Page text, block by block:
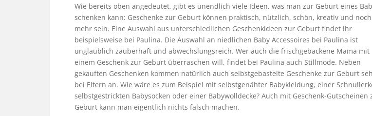
Wie bereits oben angedeutet, gibt es unendlich viele Ideen, was man zur Geburt eines
schenken kann: Geschenke zur Geburt können praktisch, nützlich, schön, kreativ und
mehr sein. Eine Auswahl aus unterschiedlichen Geschenkideen zur Geburt findet ihr
beispielsweise bei Paulina. Die Auswahl an niedlichen Baby Accessoires bei Paulina ist
unglaublich zauberhaft und abwechslungsreich. Wer auch die frischgebackene Mama mit
einem Geschenk zur Geburt überraschen will, findet bei Paulina auch Stillmode. Neben
gekauften Geschenken kommen natürlich auch selbstgebastelte Geschenke zur Geburt
bei Eltern an. Wie wäre es zum Beispiel mit selbstgenähter Babykleidung, einer
selbstgestrickten Babysocken oder einer Babywolldecke? Auch mit Geschenk-Gutscheinen
Geburt kann man eigentlich nichts falsch machen.